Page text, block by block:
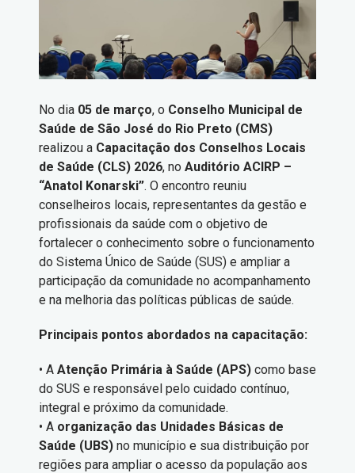
No dia 05 de março, o Conselho Municipal de
Saúde de São José do Rio Preto (CMS)
realizou a Capacitação dos Conselhos Locais
de Saúde (CLS) 2026, no Auditório ACIRP –
“Anatol Konarski”. O encontro reuniu
conselheiros locais, representantes da gestão e
profissionais da saúde com o objetivo de
fortalecer o conhecimento sobre o funcionamento
do Sistema Único de Saúde (SUS) e ampliar a
participação da comunidade no acompanhamento
e na melhoria das políticas públicas de saúde.
Principais pontos abordados na capacitação:
• A Atenção Primária à Saúde (APS) como base
do SUS e responsável pelo cuidado contínuo,
integral e próximo da comunidade.
• A organização das Unidades Básicas de
Saúde (UBS) no município e sua distribuição por
regiões para ampliar o acesso da população aos